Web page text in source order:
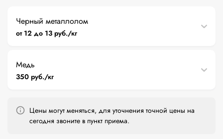
Черный металлолом
от 12 до 13 руб./кг
Медь
350 руб./кг
Цены могут меняться, для уточнения точной цены на
сегодня звоните в пункт приема.